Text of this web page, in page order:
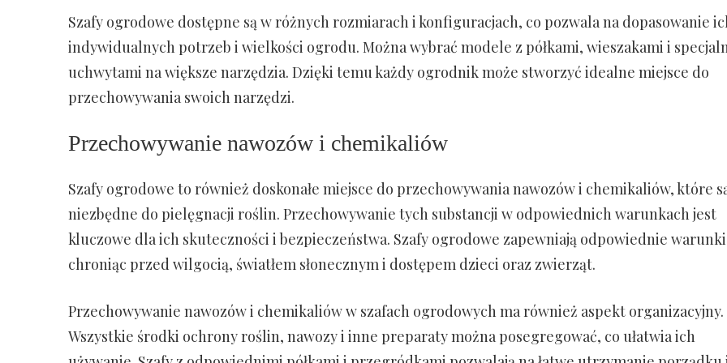
Szafy ogrodowe dostępne są w różnych rozmiarach i konfiguracjach, co pozwala na dopasowanie
indywidualnych potrzeb i wielkości ogrodu. Można wybrać modele z półkami, wieszakami i
uchwytami na większe narzędzia. Dzięki temu każdy ogrodnik może stworzyć idealne miejsce do
przechowywania swoich narzędzi.
Przechowywanie nawozów i chemikaliów
Szafy ogrodowe to również doskonałe miejsce do przechowywania nawozów i chemikaliów, które
niezbędne do pielęgnacji roślin. Przechowywanie tych substancji w odpowiednich warunkach jest
kluczowe dla ich skuteczności i bezpieczeństwa. Szafy ogrodowe zapewniają odpowiednie
chroniąc przed wilgocią, światłem słonecznym i dostępem dzieci oraz zwierząt.
Przechowywanie nawozów i chemikaliów w szafach ogrodowych ma również aspekt organizacyjny.
Wszystkie środki ochrony roślin, nawozy i inne preparaty można posegregować, co ułatwia ich